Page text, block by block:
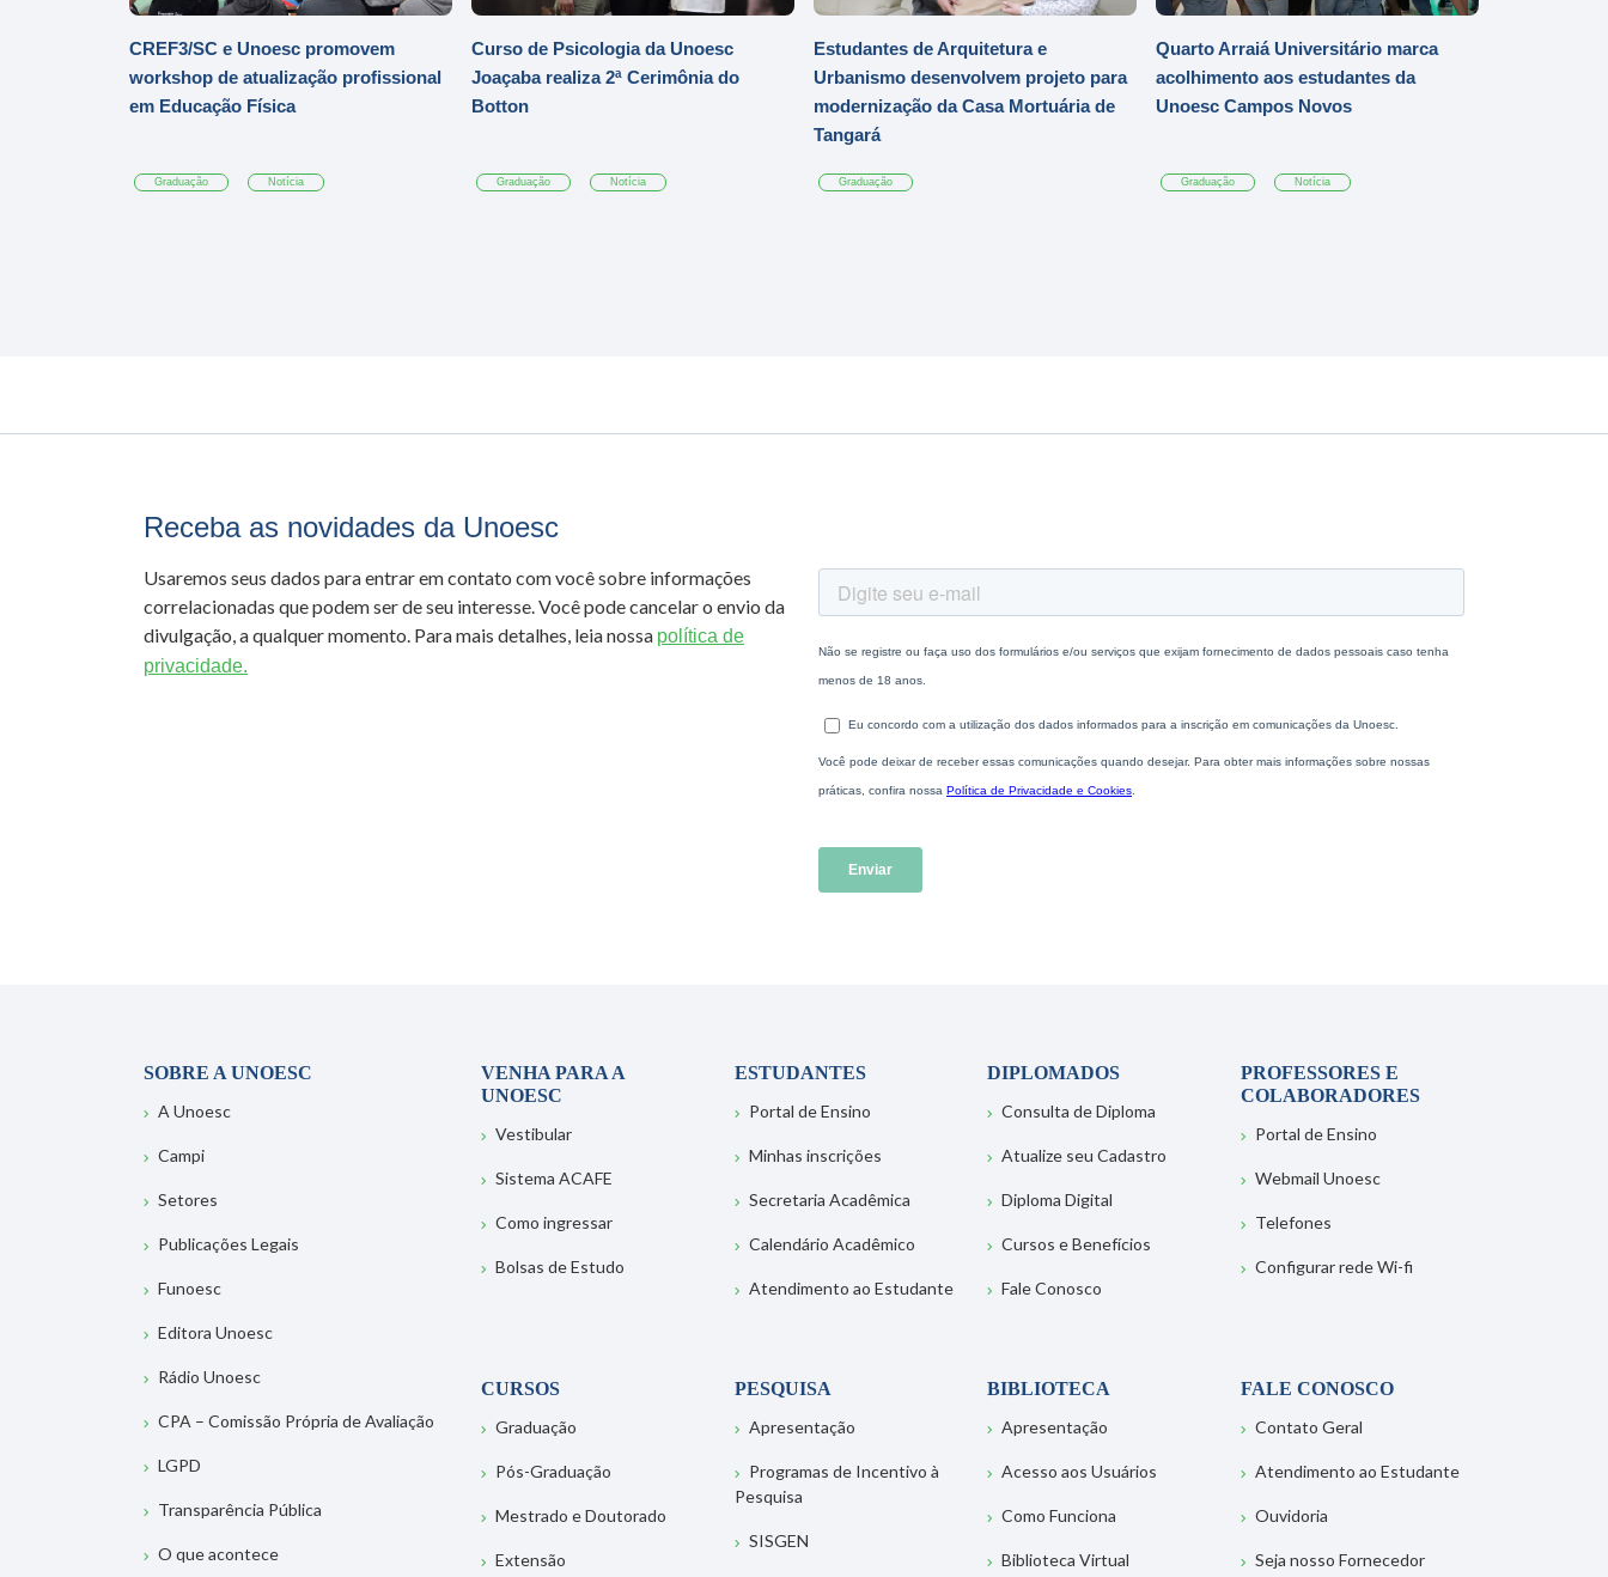
CREF3/SC e Unoesc promovem
workshop de atualização profissional
em Educação Física
Graduação Notícia
Curso de Psicologia da Unoesc
Joaçaba realiza 2ª Cerimônia do
Botton
Graduação Notícia
Estudantes de Arquitetura e
Urbanismo desenvolvem projeto para
modernização da Casa Mortuária de
Tangará
Graduação
Quarto Arraiá Universitário marca
acolhimento aos estudantes da
Unoesc Campos Novos
Graduação Notícia
Receba as novidades da Unoesc
Usaremos seus dados para entrar em contato com você sobre informações
correlacionadas que podem ser de seu interesse. Você pode cancelar o envio da
divulgação, a qualquer momento. Para mais detalhes, leia nossa política de
privacidade.
SOBRE A UNOESC
A Unoesc
Campi
Setores
Publicações Legais
Funoesc
Editora Unoesc
Rádio Unoesc
CPA – Comissão Própria de Avaliação
LGPD
Transparência Pública
O que acontece
VENHA PARA A
UNOESC
Vestibular
Sistema ACAFE
Como ingressar
Bolsas de Estudo
ESTUDANTES
Portal de Ensino
Minhas inscrições
Secretaria Acadêmica
Calendário Acadêmico
Atendimento ao Estudante
DIPLOMADOS
Consulta de Diploma
Atualize seu Cadastro
Diploma Digital
Cursos e Benefícios
Fale Conosco
PROFESSORES E
COLABORADORES
Portal de Ensino
Webmail Unoesc
Telefones
Configurar rede Wi-fi
CURSOS
Graduação
Pós-Graduação
Mestrado e Doutorado
Extensão
PESQUISA
Apresentação
Programas de Incentivo à
Pesquisa
SISGEN
BIBLIOTECA
Apresentação
Acesso aos Usuários
Como Funciona
Biblioteca Virtual
FALE CONOSCO
Contato Geral
Atendimento ao Estudante
Ouvidoria
Seja nosso Fornecedor